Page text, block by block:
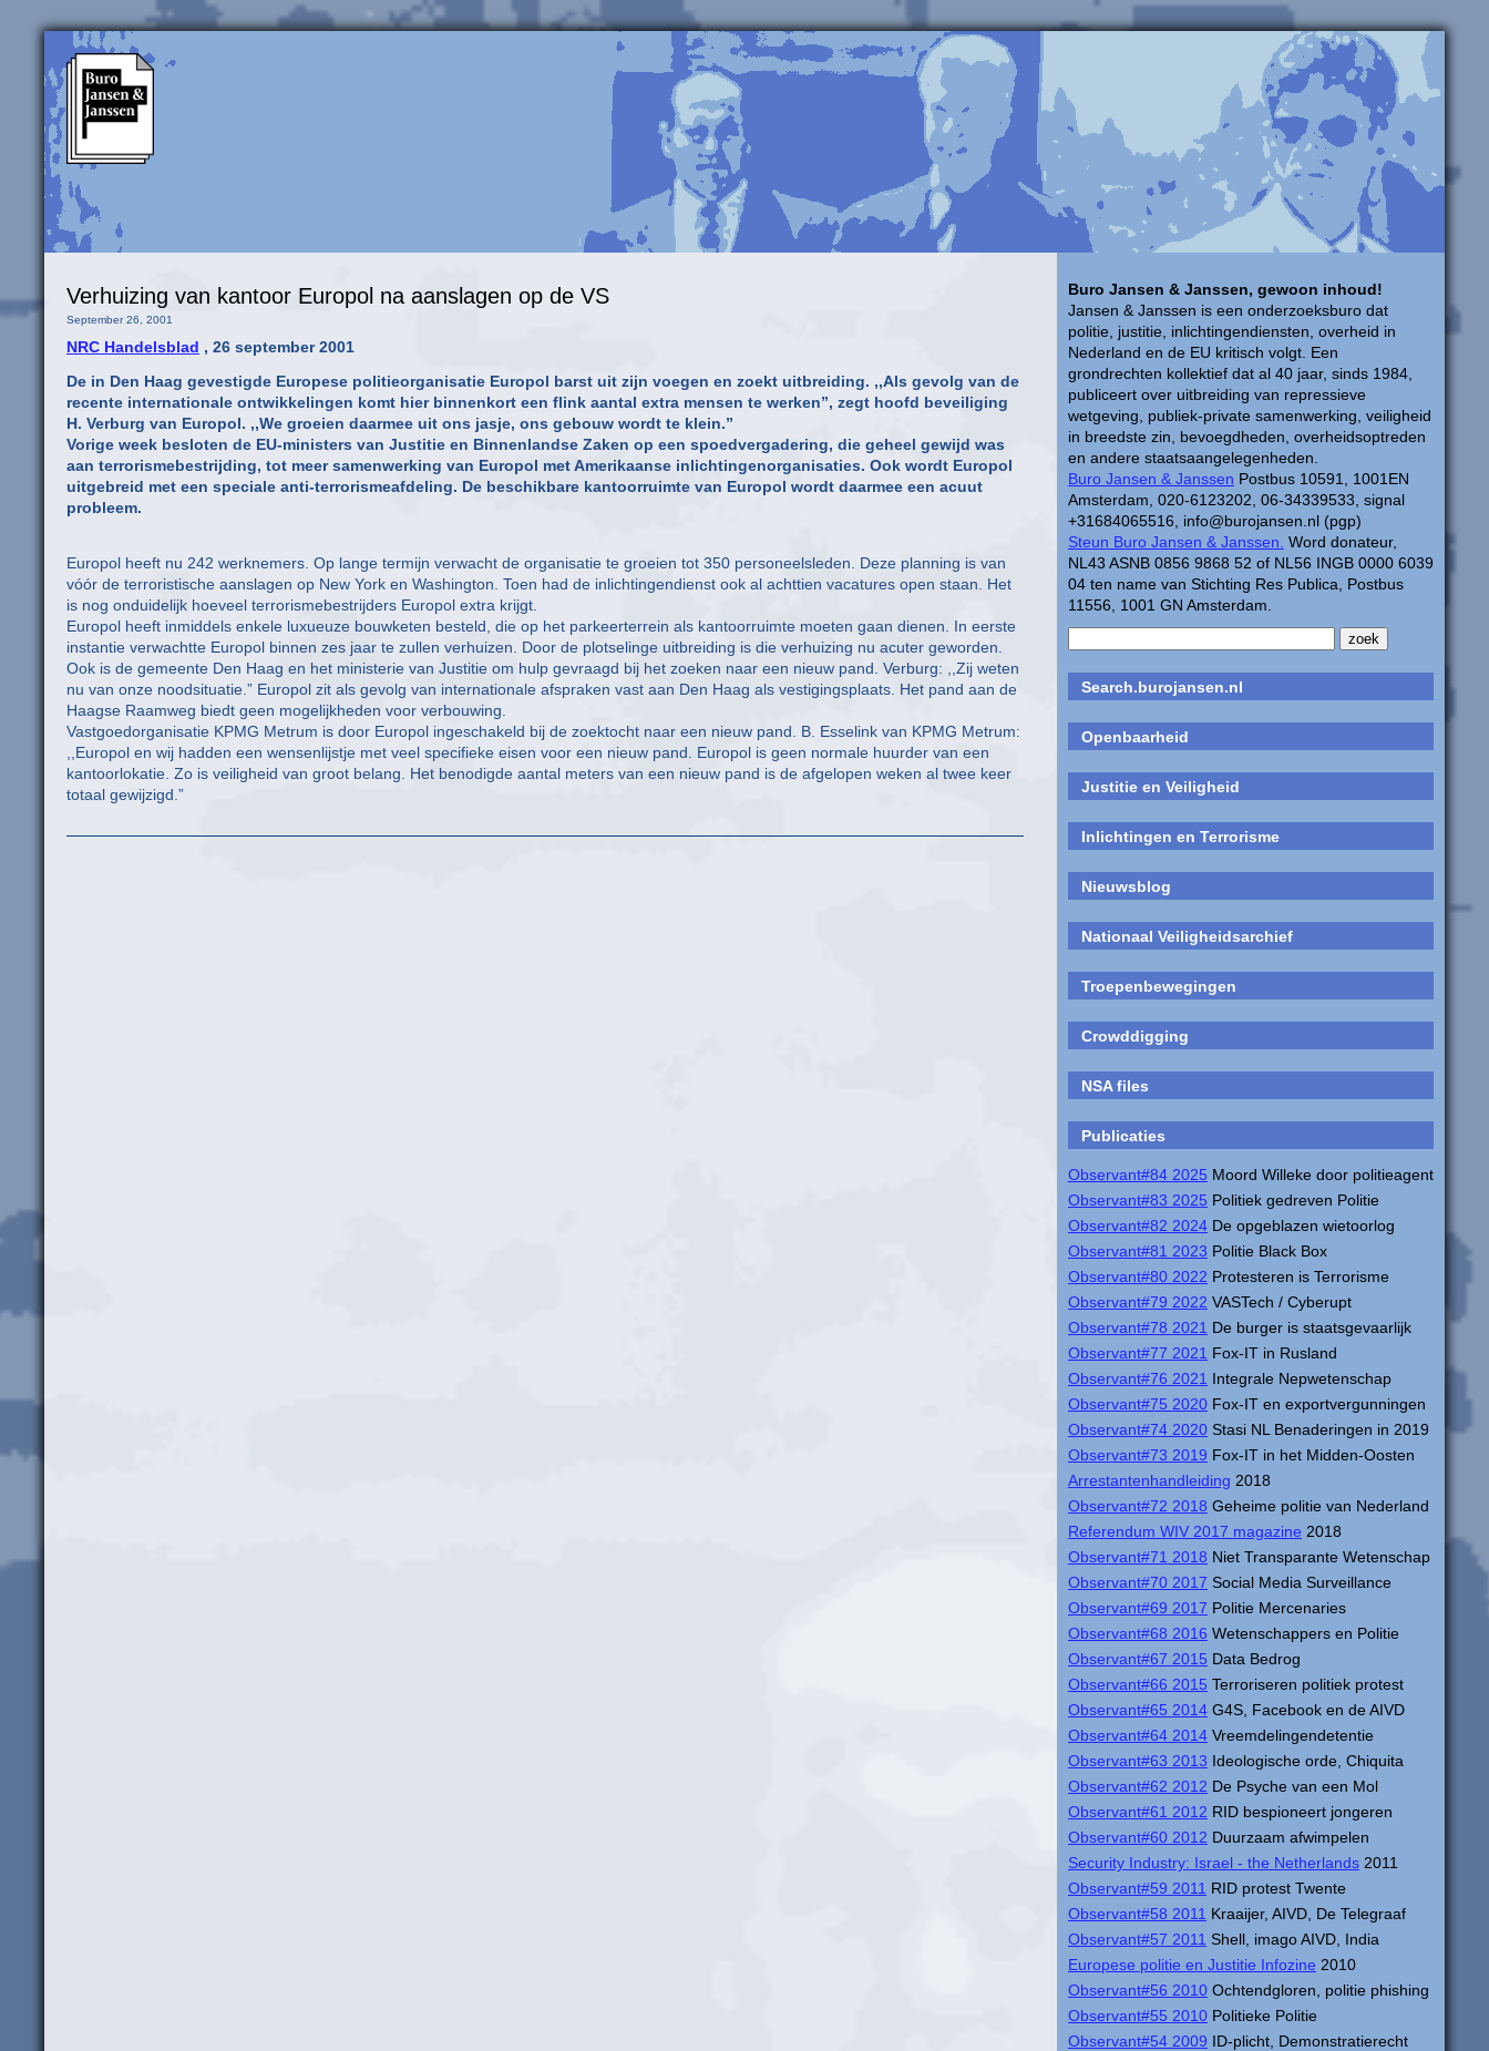
Buro Jansen & Janssen, gewoon inhoud!
Jansen & Janssen is een onderzoeksburo dat
politie, justitie, inlichtingendiensten, overheid in
Nederland en de EU kritisch volgt. Een
grondrechten kollektief dat al 40 jaar, sinds 1984,
publiceert over uitbreiding van repressieve
wetgeving, publiek-private samenwerking, veiligheid
in breedste zin, bevoegdheden, overheidsoptreden
en andere staatsaangelegenheden.
Buro Jansen & Janssen Postbus 10591, 1001EN
Amsterdam, 020-6123202, 06-34339533, signal
+31684065516, info@burojansen.nl (pgp)
Steun Buro Jansen & Janssen. Word donateur,
NL43 ASNB 0856 9868 52 of NL56 INGB 0000 6039
04 ten name van Stichting Res Publica, Postbus
11556, 1001 GN Amsterdam.
Search.burojansen.nl
Openbaarheid
Justitie en Veiligheid
Inlichtingen en Terrorisme
Nieuwsblog
Nationaal Veiligheidsarchief
Troepenbewegingen
Crowddigging
NSA files
Publicaties
Observant#84 2025 Moord Willeke door politieagent
Observant#83 2025 Politiek gedreven Politie
Observant#82 2024 De opgeblazen wietoorlog
Observant#81 2023 Politie Black Box
Observant#80 2022 Protesteren is Terrorisme
Observant#79 2022 VASTech / Cyberupt
Observant#78 2021 De burger is staatsgevaarlijk
Observant#77 2021 Fox-IT in Rusland
Observant#76 2021 Integrale Nepwetenschap
Observant#75 2020 Fox-IT en exportvergunningen
Observant#74 2020 Stasi NL Benaderingen in 2019
Observant#73 2019 Fox-IT in het Midden-Oosten
Arrestantenhandleiding 2018
Observant#72 2018 Geheime politie van Nederland
Referendum WIV 2017 magazine 2018
Observant#71 2018 Niet Transparante Wetenschap
Observant#70 2017 Social Media Surveillance
Observant#69 2017 Politie Mercenaries
Observant#68 2016 Wetenschappers en Politie
Observant#67 2015 Data Bedrog
Observant#66 2015 Terroriseren politiek protest
Observant#65 2014 G4S, Facebook en de AIVD
Observant#64 2014 Vreemdelingendetentie
Observant#63 2013 Ideologische orde, Chiquita
Observant#62 2012 De Psyche van een Mol
Observant#61 2012 RID bespioneert jongeren
Observant#60 2012 Duurzaam afwimpelen
Security Industry: Israel - the Netherlands 2011
Observant#59 2011 RID protest Twente
Observant#58 2011 Kraaijer, AIVD, De Telegraaf
Observant#57 2011 Shell, imago AIVD, India
Europese politie en Justitie Infozine 2010
Observant#56 2010 Ochtendgloren, politie phishing
Observant#55 2010 Politieke Politie
Observant#54 2009 ID-plicht, Demonstratierecht
Verhuizing van kantoor Europol na aanslagen op de VS
September 26, 2001
NRC Handelsblad , 26 september 2001
De in Den Haag gevestigde Europese politieorganisatie Europol barst uit zijn voegen en zoekt uitbreiding. ,,Als gevolg van de
recente internationale ontwikkelingen komt hier binnenkort een flink aantal extra mensen te werken”, zegt hoofd beveiliging
H. Verburg van Europol. ,,We groeien daarmee uit ons jasje, ons gebouw wordt te klein.”
Vorige week besloten de EU-ministers van Justitie en Binnenlandse Zaken op een spoedvergadering, die geheel gewijd was
aan terrorismebestrijding, tot meer samenwerking van Europol met Amerikaanse inlichtingenorganisaties. Ook wordt Europol
uitgebreid met een speciale anti-terrorismeafdeling. De beschikbare kantoorruimte van Europol wordt daarmee een acuut
probleem.
Europol heeft nu 242 werknemers. Op lange termijn verwacht de organisatie te groeien tot 350 personeelsleden. Deze planning is van
vóór de terroristische aanslagen op New York en Washington. Toen had de inlichtingendienst ook al achttien vacatures open staan. Het
is nog onduidelijk hoeveel terrorismebestrijders Europol extra krijgt.
Europol heeft inmiddels enkele luxueuze bouwketen besteld, die op het parkeerterrein als kantoorruimte moeten gaan dienen. In eerste
instantie verwachtte Europol binnen zes jaar te zullen verhuizen. Door de plotselinge uitbreiding is die verhuizing nu acuter geworden.
Ook is de gemeente Den Haag en het ministerie van Justitie om hulp gevraagd bij het zoeken naar een nieuw pand. Verburg: ,,Zij weten
nu van onze noodsituatie.” Europol zit als gevolg van internationale afspraken vast aan Den Haag als vestigingsplaats. Het pand aan de
Haagse Raamweg biedt geen mogelijkheden voor verbouwing.
Vastgoedorganisatie KPMG Metrum is door Europol ingeschakeld bij de zoektocht naar een nieuw pand. B. Esselink van KPMG Metrum:
,,Europol en wij hadden een wensenlijstje met veel specifieke eisen voor een nieuw pand. Europol is geen normale huurder van een
kantoorlokatie. Zo is veiligheid van groot belang. Het benodigde aantal meters van een nieuw pand is de afgelopen weken al twee keer
totaal gewijzigd.”